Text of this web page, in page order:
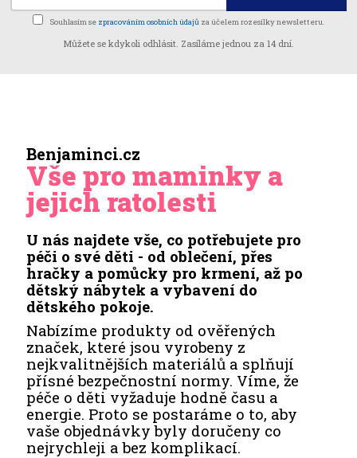
Souhlasím se zpracováním osobních údajů za účelem rozesílky newsletteru.
Můžete se kdykoli odhlásit. Zasíláme jednou za 14 dní.
Benjaminci.cz
Vše pro maminky a
jejich ratolesti
U nás najdete vše, co potřebujete pro
péči o své děti - od oblečení, přes
hračky a pomůcky pro krmení, až po
dětský nábytek a vybavení do
dětského pokoje.
Nabízíme produkty od ověřených
značek, které jsou vyrobeny z
nejkvalitnějších materiálů a splňují
přísné bezpečnostní normy. Víme, že
péče o děti vyžaduje hodně času a
energie. Proto se postaráme o to, aby
vaše objednávky byly doručeny co
nejrychleji a bez komplikací.